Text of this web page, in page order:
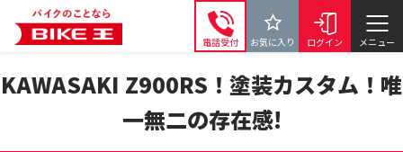
電話受付 お気に入り ログイン メニュー
KAWASAKI Z900RS！塗装カスタム！唯
一無二の存在感!